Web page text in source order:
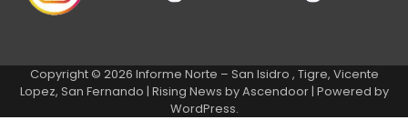
Copyright © 2026 Informe Norte – San Isidro , Tigre, Vicente
Lopez, San Fernando | Rising News byAscendoor| Powered by
WordPress.